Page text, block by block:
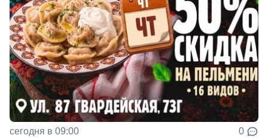
сегодня в 09:00 0